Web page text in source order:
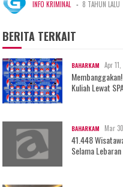
INFO KRIMINAL - 8 TAHUN LALU
BERITA TERKAIT
BAHARKAM Apr
Kuliah Lewat
BAHARKAM Mar
41.448
Selama